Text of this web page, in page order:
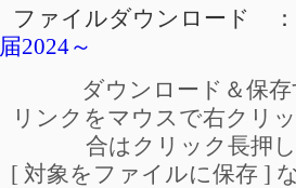
ファイルダウンロード
届2024～
ダウンロード＆保
リンクをマウスで右クリ
合はクリック長押
[ 対象をファイルに保存 ]